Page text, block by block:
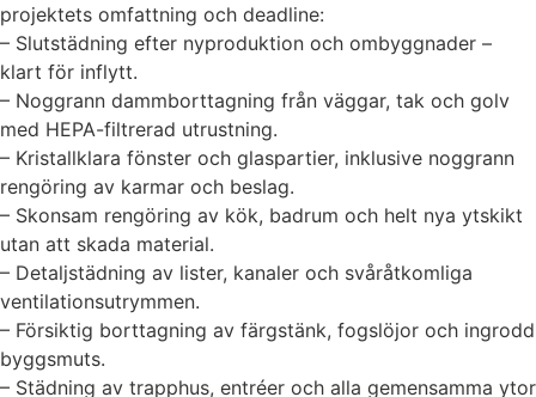
projektets omfattning och deadline:
– Slutstädning efter nyproduktion och ombyggnader –
klart för inflytt.
– Noggrann dammborttagning från väggar, tak och golv
med HEPA-filtrerad utrustning.
– Kristallklara fönster och glaspartier, inklusive noggrann
rengöring av karmar och beslag.
– Skonsam rengöring av kök, badrum och helt nya ytskikt
utan att skada material.
– Detaljstädning av lister, kanaler och svåråtkomliga
ventilationsutrymmen.
– Försiktig borttagning av färgstänk, fogslöjor och ingrodd
byggsmuts.
– Städning av trapphus, entréer och alla gemensamma ytor